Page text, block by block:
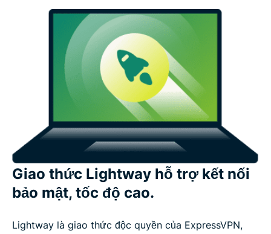
Giao thức Lightway hỗ trợ kết nối
bảo mật, tốc độ cao.
Lightway là giao thức độc quyền của ExpressVPN,